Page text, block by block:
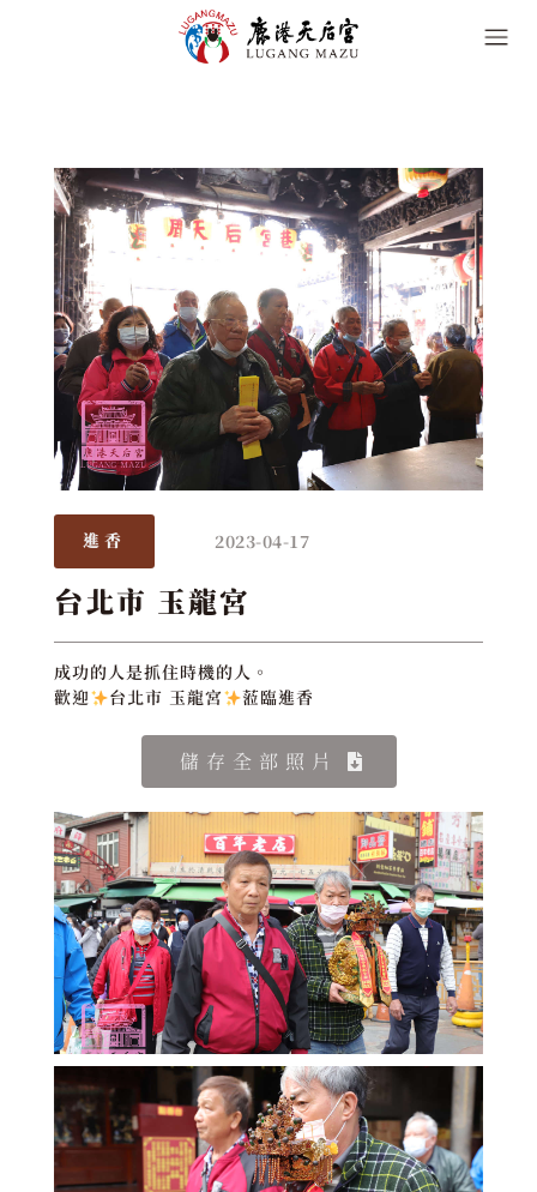
進香 2023-04-17
台北市 玉龍宮
成功的人是抓住時機的人。
歡迎
台北市 玉龍宮 蒞臨進香
儲存全部照片